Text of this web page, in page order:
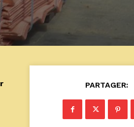
PARTAGER: